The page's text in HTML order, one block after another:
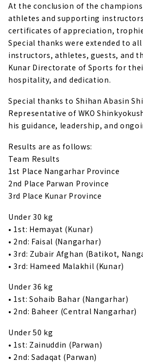
At the conclusion of the
athletes and supporting
certificates of appreciation,
Special thanks were extended to
instructors, athletes, guests, and
Kunar Directorate of Sports for
hospitality, and dedication.
Special thanks to Shihan Abasin
Representative of WKO
his guidance, leadership, and
Results are as follows:
Team Results
1st Place Nangarhar Province
2nd Place Parwan Province
3rd Place Kunar Province
Under 30 kg
• 1st: Hemayat (Kunar)
• 2nd: Faisal (Nangarhar)
• 3rd: Zubair Afghan (Batikot,
• 3rd: Hameed Malakhil (Kunar)
Under 36 kg
• 1st: Sohaib Bahar (Nangarhar)
• 2nd: Baheer (Central Nangarhar)
Under 50 kg
• 1st: Zainuddin (Parwan)
• 2nd: Sadaqat (Parwan)